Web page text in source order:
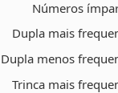
Números
Dupla mais
Dupla menos
Trinca mais